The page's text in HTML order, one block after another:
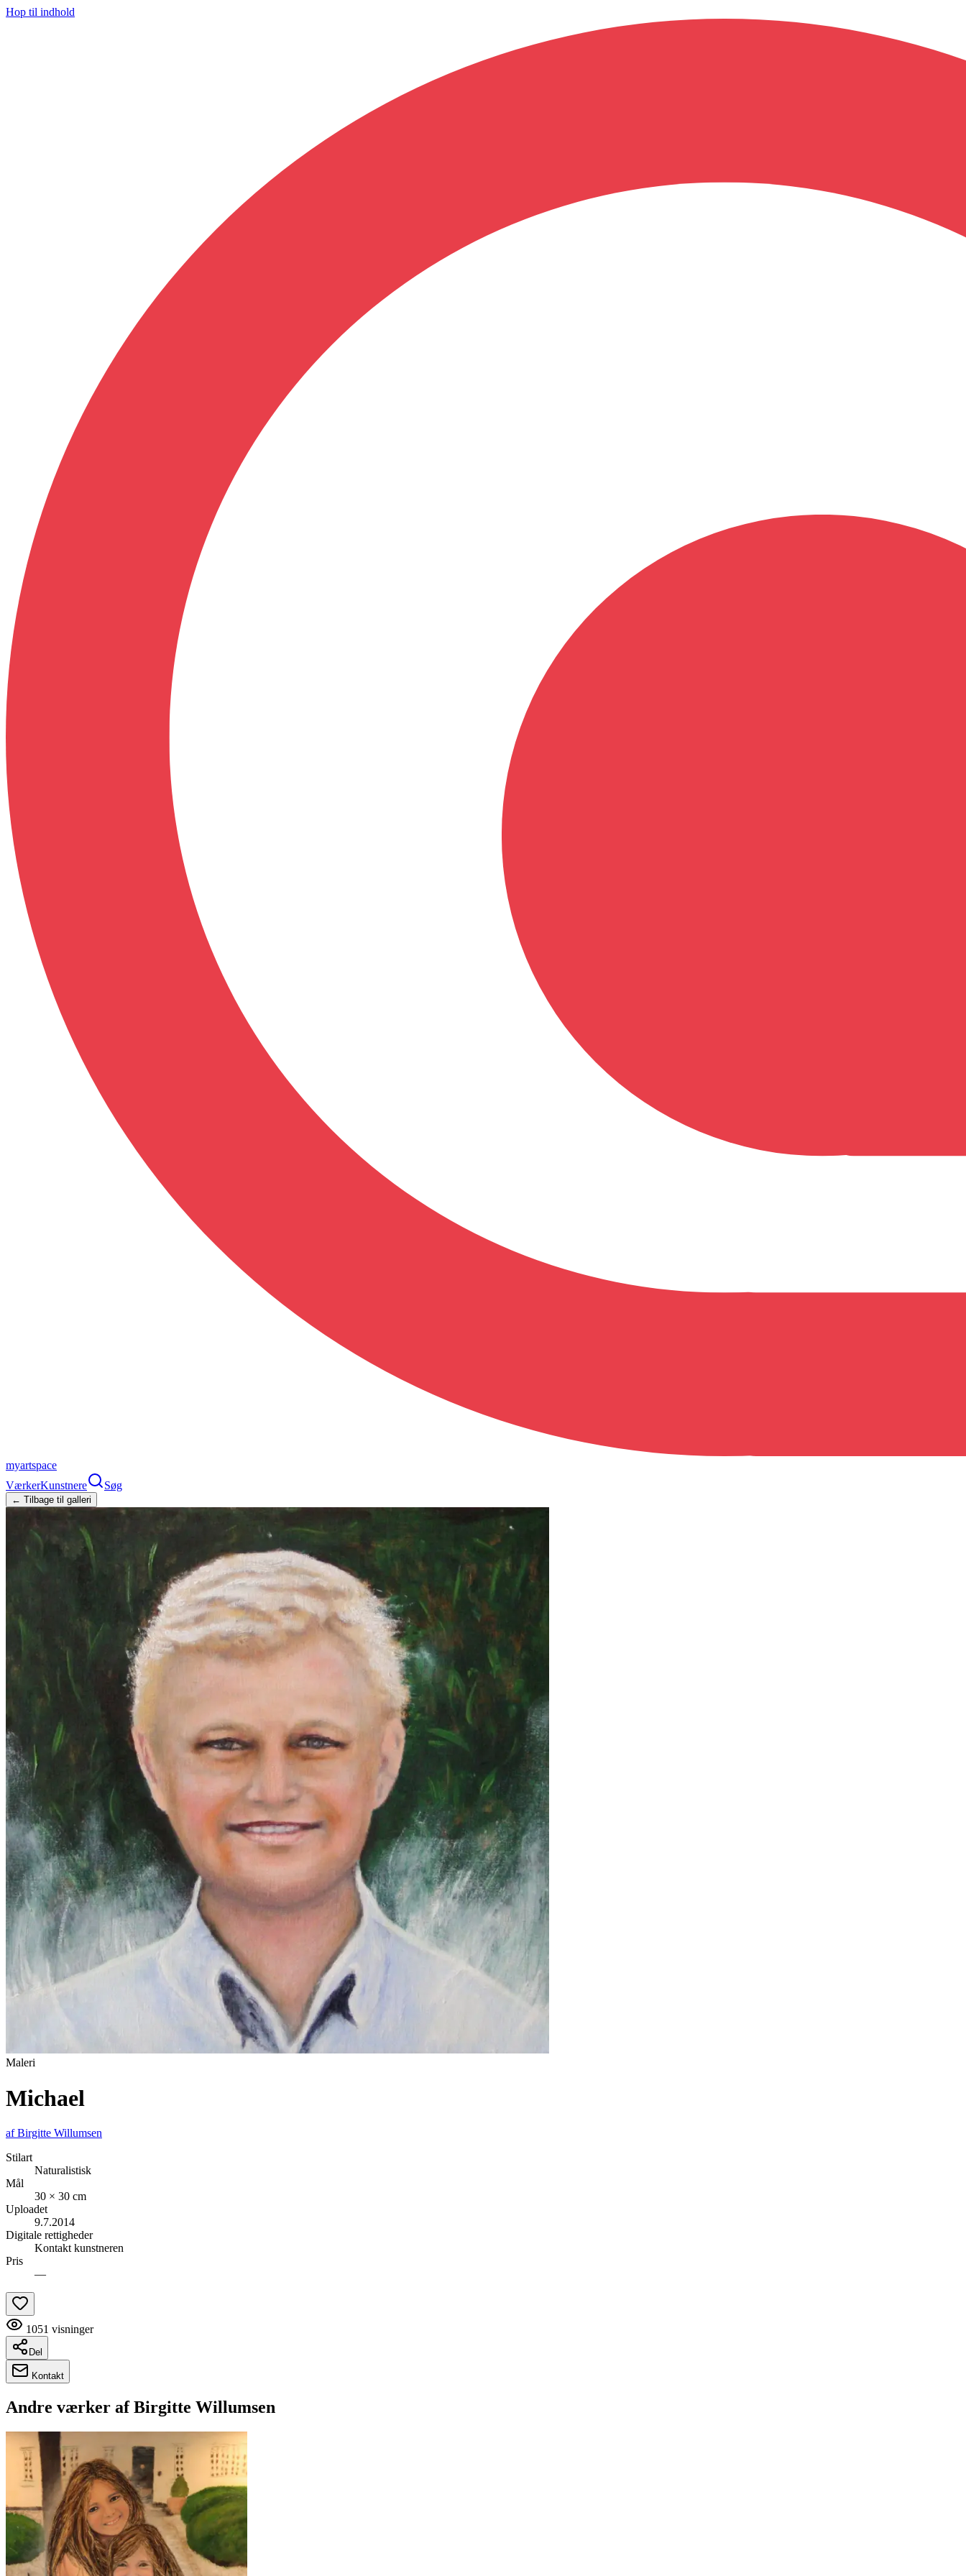
Hop til indhold
myartspace
VærkerKunstnere Søg
← Tilbage til galleri
Maleri
Michael
afBirgitte Willumsen
Stilart
Naturalistisk
Mål
30 × 30 cm
Uploadet
9.7.2014
Digitale rettigheder
Kontakt kunstneren
Pris
—
1051 visninger
Del
Kontakt
Andre værker afBirgitte Willumsen